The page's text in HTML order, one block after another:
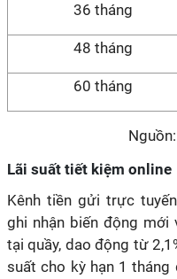
36 tháng
48 tháng
60 tháng
Nguồn:
Lãi suất tiết kiệm online
Kênh tiền gửi trực
ghi nhận biến động
tại quầy, dao động từ
suất cho kỳ hạn 1